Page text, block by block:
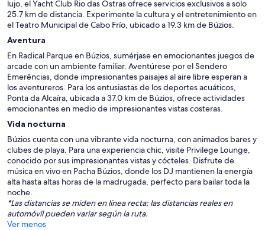
lujo, el Yacht Club Rio das Ostras ofrece servicios exclusivos a solo
25.7 km de distancia. Experimente la cultura y el entretenimiento en
el Teatro Municipal de Cabo Frío, ubicado a 19.3 km de Búzios.
Aventura
En Radical Parque en Búzios, sumérjase en emocionantes juegos de
arcade con un ambiente familiar. Aventúrese por el Sendero
Emerências, donde impresionantes paisajes al aire libre esperan a
los aventureros. Para los entusiastas de los deportes acuáticos,
Ponta da Alcaíra, ubicada a 37.0 km de Búzios, ofrece actividades
emocionantes en medio de impresionantes vistas costeras.
Vida nocturna
Búzios cuenta con una vibrante vida nocturna, con animados bares y
clubes de playa. Para una experiencia chic, visite Privilege Lounge,
conocido por sus impresionantes vistas y cócteles. Disfrute de
música en vivo en Pacha Búzios, donde los DJ mantienen la energía
alta hasta altas horas de la madrugada, perfecto para bailar toda la
noche.
*Las distancias se miden en línea recta; las distancias reales en
automóvil pueden variar según la ruta.
Ver menos